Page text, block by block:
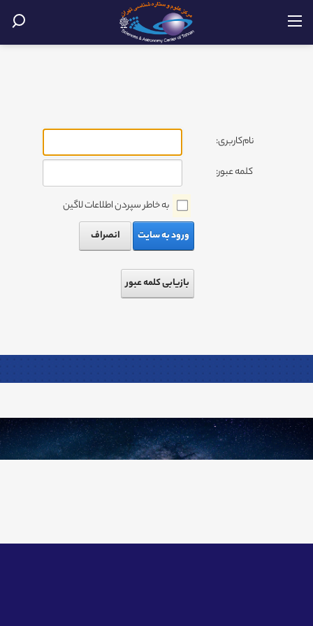
نام‌کاربری:
کلمه عبور:
به خاطر سپردن اطلاعات لاگین
ورود به سایت
انصراف
بازیابی کلمه عبور